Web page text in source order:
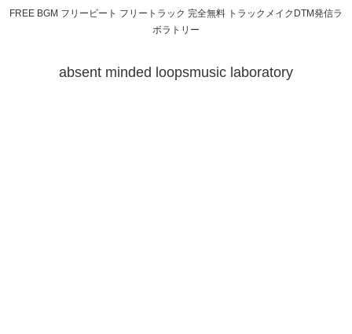
FREE BGM フリービート フリートラック 完全無料 トラックメイクDTM発信ラ
ボラトリー
absent minded loopsmusic laboratory